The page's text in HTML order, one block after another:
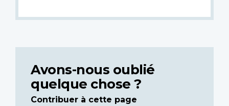
Avons-nous oublié
quelque chose ?
Contribuer à cette page